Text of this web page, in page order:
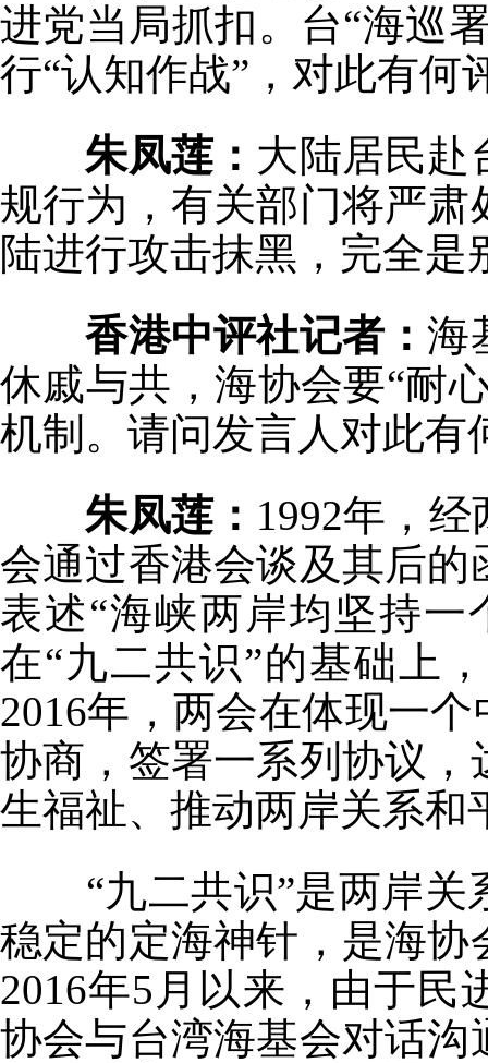
进党当局抓扣。台“海巡
行“认知作战”，对此有何
朱凤莲： 大陆居民赴
规行为，有关部门将严
陆进行攻击抹黑，完全
香港中评社记者：海
休戚与共，海协会要“耐
机制。请问发言人对此有
朱凤莲： 1992年，
会通过香港会谈及其后
表述“海峡两岸均坚持一
在“九二共识”的基础上
2016年，两会在体现一
协商，签署一系列协议
生福祉、推动两岸关系和
“九二共识”是两岸关
稳定的定海神针，是海
2016年5月以来，由于民
协会与台湾海基会对话